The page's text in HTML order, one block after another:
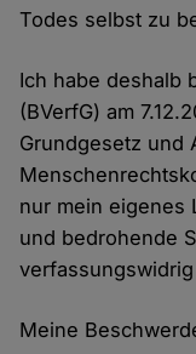
Todes selbst zu
Ich habe deshalb
(BVerfG) am
Grundgesetz und
nur mein eigenes
und bedrohende
Meine